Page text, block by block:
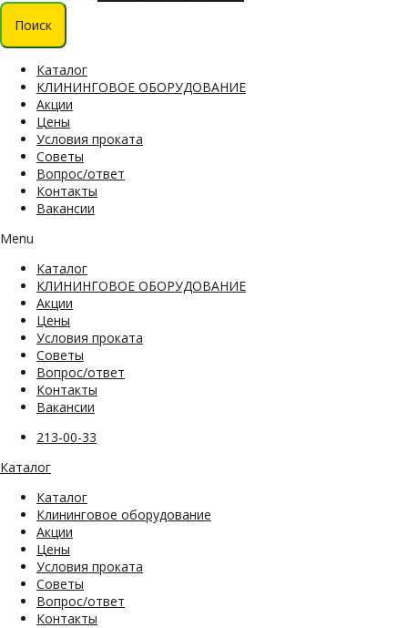
Поиск
Каталог
КЛИНИНГОВОЕ ОБОРУДОВАНИЕ
Акции
Цены
Условия проката
Советы
Вопрос/ответ
Контакты
Вакансии
Menu
Каталог
КЛИНИНГОВОЕ ОБОРУДОВАНИЕ
Акции
Цены
Условия проката
Советы
Вопрос/ответ
Контакты
Вакансии
213-00-33
Каталог
Каталог
Клининговое оборудование
Акции
Цены
Условия проката
Советы
Вопрос/ответ
Контакты